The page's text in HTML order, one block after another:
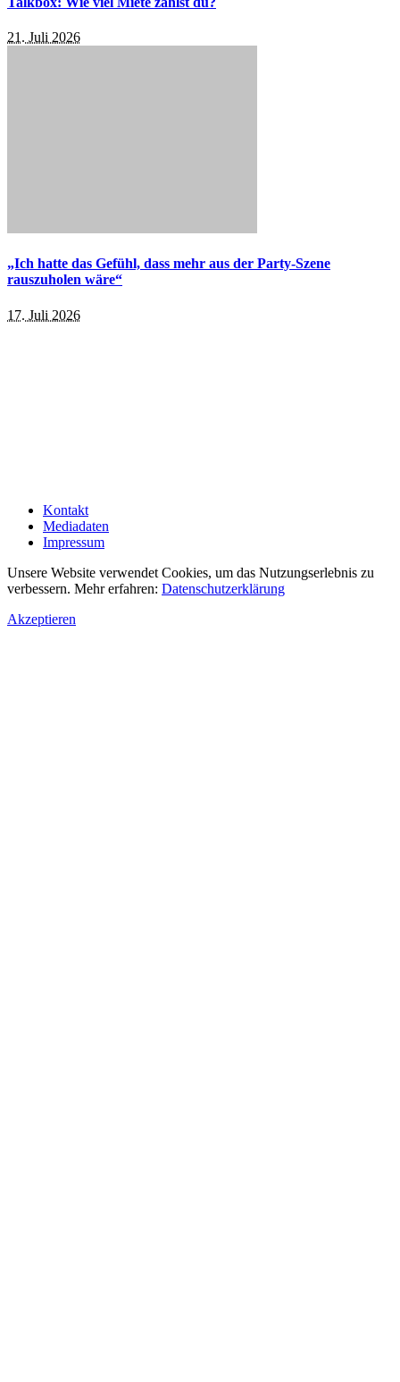
21. Juli 2026
„Ich hatte das Gefühl, dass mehr aus der Party-Szene
rauszuholen wäre“
17. Juli 2026
Kontakt
Mediadaten
Impressum
Unsere Website verwendet Cookies, um das Nutzungserlebnis zu
verbessern. Mehr erfahren: Datenschutzerklärung
Akzeptieren